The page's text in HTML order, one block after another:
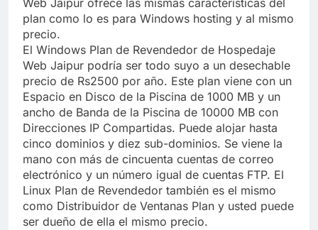
Web Jaipur ofrece las mismas características del
plan como lo es para Windows hosting y al mismo
precio.
El Windows Plan de Revendedor de Hospedaje
Web Jaipur podría ser todo suyo a un desechable
precio de Rs2500 por año. Este plan viene con un
Espacio en Disco de la Piscina de 1000 MB y un
ancho de Banda de la Piscina de 10000 MB con
Direcciones IP Compartidas. Puede alojar hasta
cinco dominios y diez sub-dominios. Se viene la
mano con más de cincuenta cuentas de correo
electrónico y un número igual de cuentas FTP. El
Linux Plan de Revendedor también es el mismo
como Distribuidor de Ventanas Plan y usted puede
ser dueño de ella el mismo precio.